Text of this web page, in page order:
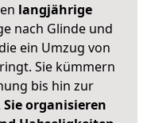
langjährige
nach Glinde und
ein Umzug von
Sie kümmern
bis hin zur
Sie organisieren